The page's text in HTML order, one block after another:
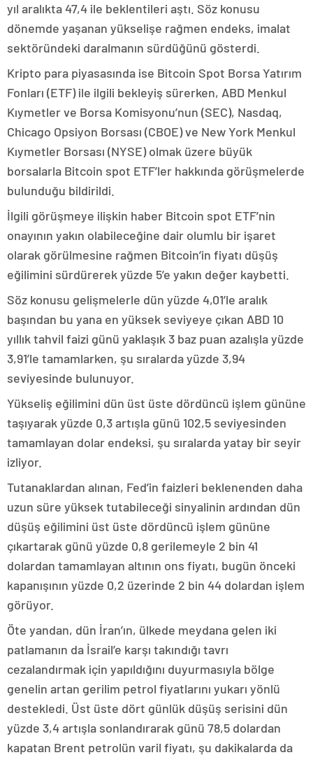
yıl aralıkta 47,4 ile beklentileri aştı. Söz konusu
dönemde yaşanan yükselişe rağmen endeks, imalat
sektöründeki daralmanın sürdüğünü gösterdi.
Kripto para piyasasında ise Bitcoin Spot Borsa Yatırım
Fonları (ETF) ile ilgili bekleyiş sürerken, ABD Menkul
Kıymetler ve Borsa Komisyonu’nun (SEC), Nasdaq,
Chicago Opsiyon Borsası (CBOE) ve New York Menkul
Kıymetler Borsası (NYSE) olmak üzere büyük
borsalarla Bitcoin spot ETF’ler hakkında görüşmelerde
bulunduğu bildirildi.
İlgili görüşmeye ilişkin haber Bitcoin spot ETF’nin
onayının yakın olabileceğine dair olumlu bir işaret
olarak görülmesine rağmen Bitcoin’in fiyatı düşüş
eğilimini sürdürerek yüzde 5’e yakın değer kaybetti.
Söz konusu gelişmelerle dün yüzde 4,01’le aralık
başından bu yana en yüksek seviyeye çıkan ABD 10
yıllık tahvil faizi günü yaklaşık 3 baz puan azalışla yüzde
3,91’le tamamlarken, şu sıralarda yüzde 3,94
seviyesinde bulunuyor.
Yükseliş eğilimini dün üst üste dördüncü işlem gününe
taşıyarak yüzde 0,3 artışla günü 102,5 seviyesinden
tamamlayan dolar endeksi, şu sıralarda yatay bir seyir
izliyor.
Tutanaklardan alınan, Fed’in faizleri beklenenden daha
uzun süre yüksek tutabileceği sinyalinin ardından dün
düşüş eğilimini üst üste dördüncü işlem gününe
çıkartarak günü yüzde 0,8 gerilemeyle 2 bin 41
dolardan tamamlayan altının ons fiyatı, bugün önceki
kapanışının yüzde 0,2 üzerinde 2 bin 44 dolardan işlem
görüyor.
Öte yandan, dün İran’ın, ülkede meydana gelen iki
patlamanın da İsrail’e karşı takındığı tavrı
cezalandırmak için yapıldığını duyurmasıyla bölge
genelin artan gerilim petrol fiyatlarını yukarı yönlü
destekledi. Üst üste dört günlük düşüş serisini dün
yüzde 3,4 artışla sonlandırarak günü 78,5 dolardan
kapatan Brent petrolün varil fiyatı, şu dakikalarda da